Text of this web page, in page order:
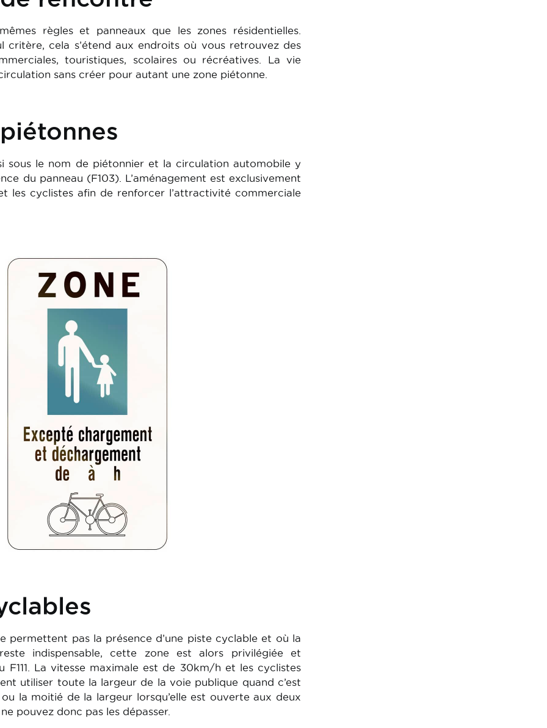
règles et panneaux que les zones résidentielles.
critère, cela s’étend aux endroits où vous retrouvez des
touristiques, scolaires ou récréatives. La vie
sans créer pour autant une zone piétonne.
sous le nom de piétonnier et la circulation automobile y
du panneau (F103). L’aménagement est exclusivement
les cyclistes afin de renforcer l’attractivité commerciale
permettent pas la présence d’une piste cyclable et où la
indispensable, cette zone est alors privilégiée et
F111. La vitesse maximale est de 30km/h et les cyclistes
utiliser toute la largeur de la voie publique quand c’est
la moitié de la largeur lorsqu’elle est ouverte aux deux
pouvez donc pas les dépasser.